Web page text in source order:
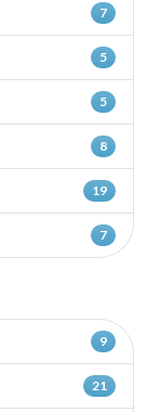
7
5
5
8
19
7
9
21